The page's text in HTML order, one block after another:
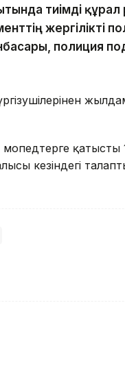
тиімді құрал
жергілікті
полиция
мопедтерге қатысты
кезіндегі